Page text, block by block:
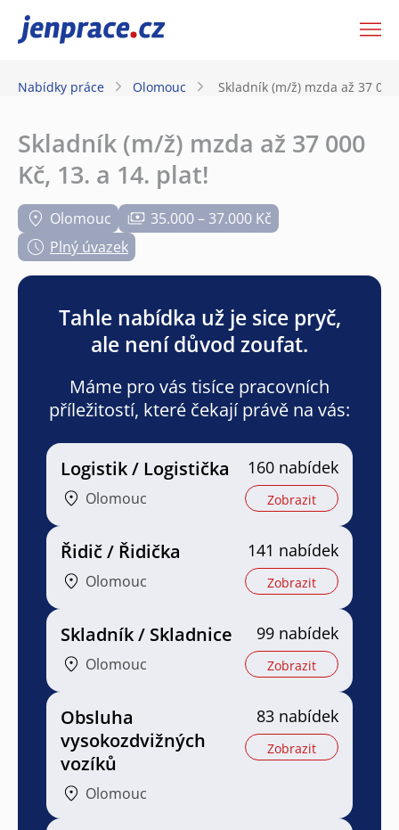
JenPráce.cz
Nabídky práce Olomouc Skladník (m/ž) mzda až 37
Skladník (m/ž) mzda až 37 000
Kč, 13. a 14. plat!
Olomouc
35.000 – 37.000 Kč
Plný úvazek
Tahle nabídka už je sice pryč,
ale není důvod zoufat.
Máme pro vás tisíce pracovních
příležitostí, které čekají právě na vás:
Logistik / Logistička
Olomouc
160 nabídek
Zobrazit
Řidič / Řidička
Olomouc
141 nabídek
Zobrazit
Skladník / Skladnice
Olomouc
99 nabídek
Zobrazit
Obsluha
vysokozdvižných
vozíků
Olomouc
83 nabídek
Zobrazit